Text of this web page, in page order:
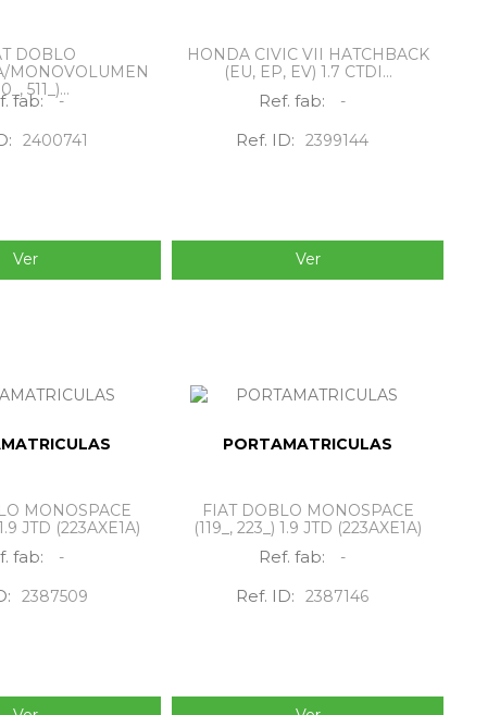
DOBLO
MONOVOLUMEN
511_)...
fab: -
2400741
Ver
HONDA CIVIC VII HATCHBACK
(EU, EP, EV) 1.7 CTDI...
Ref. fab: -
Ref. ID: 2399144
Ver
MONOSPACE
JTD (223AXE1A)
fab: -
2387509
PORTAMATRICULAS
FIAT DOBLO MONOSPACE
(119_, 223_) 1.9 JTD (223AXE1A)
Ref. fab: -
Ref. ID: 2387146